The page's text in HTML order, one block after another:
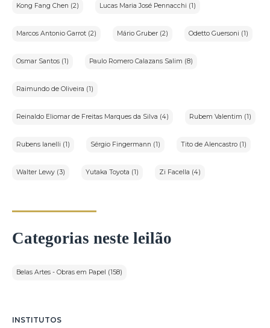
Kong Fang Chen (2) Lucas Maria José Pennacchi (1)
Marcos Antonio Garrot (2) Mário Gruber (2) Odetto Guersoni (1)
Osmar Santos (1) Paulo Romero Calazans Salim (8)
Raimundo de Oliveira (1)
Reinaldo Eliomar de Freitas Marques da Silva (4) Rubem Valentim (1)
Rubens Ianelli (1) Sérgio Fingermann (1) Tito de Alencastro (1)
Walter Lewy (3) Yutaka Toyota (1) Zi Facella (4)
Categorias neste leilão
Belas Artes - Obras em Papel (158)
INSTITUTOS